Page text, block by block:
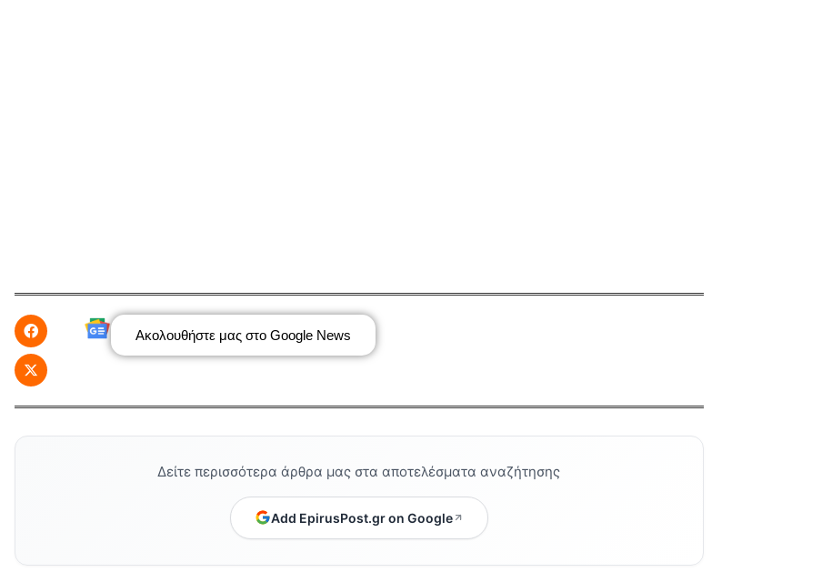
Ακολουθήστε μας στο Google News
Δείτε περισσότερα άρθρα μας στα αποτελέσματα αναζήτησης
Add EpirusPost.gr on Google